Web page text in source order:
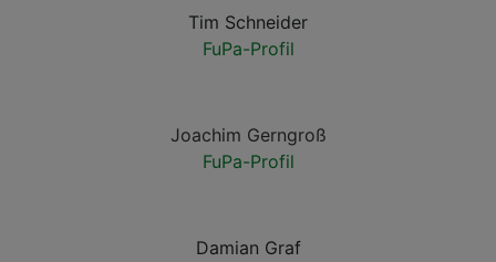
Tim Schneider
FuPa-Profil
Joachim Gerngroß
FuPa-Profil
Damian Graf